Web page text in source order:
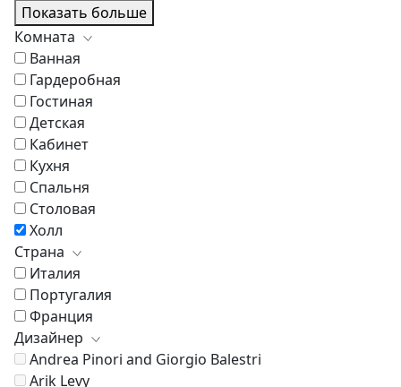
Показать больше
Комната
Ванная
Гардеробная
Гостиная
Детская
Кабинет
Кухня
Спальня
Столовая
Холл
Страна
Италия
Португалия
Франция
Дизайнер
Andrea Pinori and Giorgio Balestri
Arik Levy